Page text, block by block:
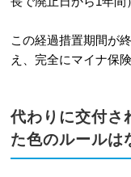
この経過措置期間が
え、完全にマイナ保
代わりに交付さ
た色のルールは